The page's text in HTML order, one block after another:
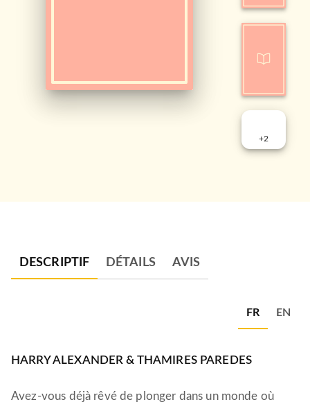
+2
DESCRIPTIF DÉTAILS AVIS
FR EN
HARRY ALEXANDER & THAMIRES PAREDES
Avez-vous déjà rêvé de plonger dans un monde où